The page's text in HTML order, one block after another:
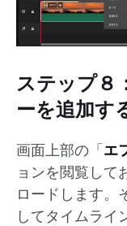
ステップ８
ーを追加す
画面上部の「 エ
ョンを閲覧して
ロードします。
してタイムライ